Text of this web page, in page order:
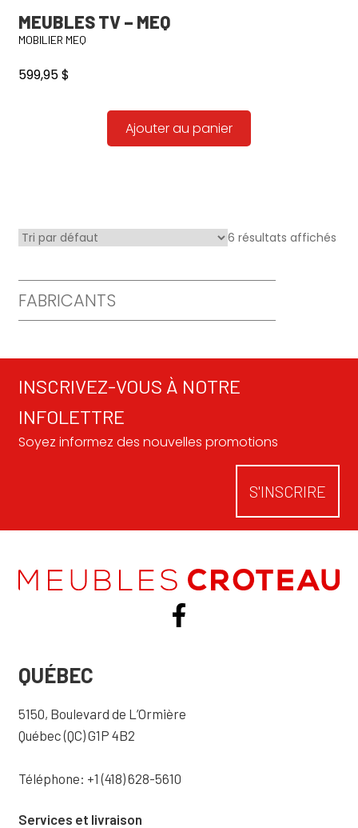
MEUBLES TV – MEQ
MOBILIER MEQ
599,95$
Ajouter au panier
6 résultats affichés
FABRICANTS
INSCRIVEZ-VOUS À NOTRE
INFOLETTRE
Soyez informez des nouvelles promotions
S'INSCRIRE
QUÉBEC
5150, Boulevard de L’Ormière
Québec (QC) G1P 4B2
Téléphone: +1 (418) 628-5610
Services et livraison